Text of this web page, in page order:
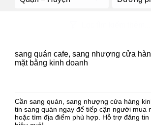
sang quán cafe, sang nhượng cửa
mặt bằng kinh doanh
Cần sang quán, sang nhượng cửa hàng
tin sang quán ngay để tiếp cận người mua
hoặc tìm địa điểm phù hợp. Hỗ trợ đăng tin